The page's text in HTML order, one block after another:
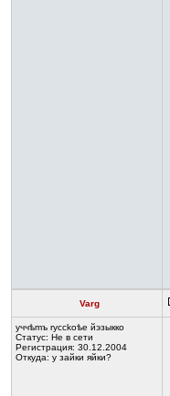
Varg
yччѣmъ rycckoѣе йэзыккo
Статус: Не в сети
Регистрация: 30.12.2004
Откуда: у зайки яйки?